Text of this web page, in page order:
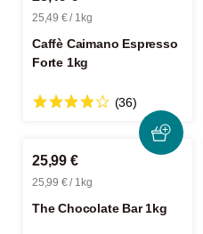
25,49 € / 1kg
Caffè Caimano Espresso
Forte 1kg
(36)
25,99 €
25,99 € / 1kg
The Chocolate Bar 1kg